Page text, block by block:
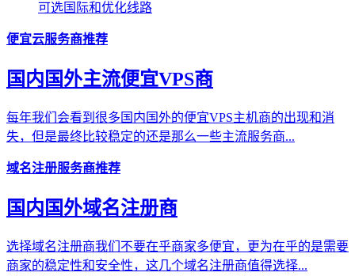
可选国际和优化线路
便宜云服务商推荐
国内国外主流便宜VPS商
每年我们会看到很多国内国外的便宜VPS主机商的出现和消
失，但是最终比较稳定的还是那么一些主流服务商...
域名注册服务商推荐
国内国外域名注册商
选择域名注册商我们不要在乎商家多便宜，更为在乎的是需要
商家的稳定性和安全性，这几个域名注册商值得选择...